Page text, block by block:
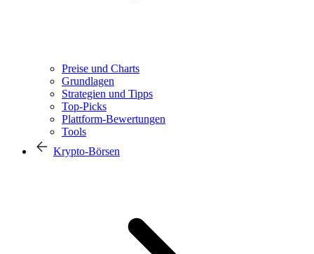
Preise und Charts
Grundlagen
Strategien und Tipps
Top-Picks
Plattform-Bewertungen
Tools
Krypto-Börsen